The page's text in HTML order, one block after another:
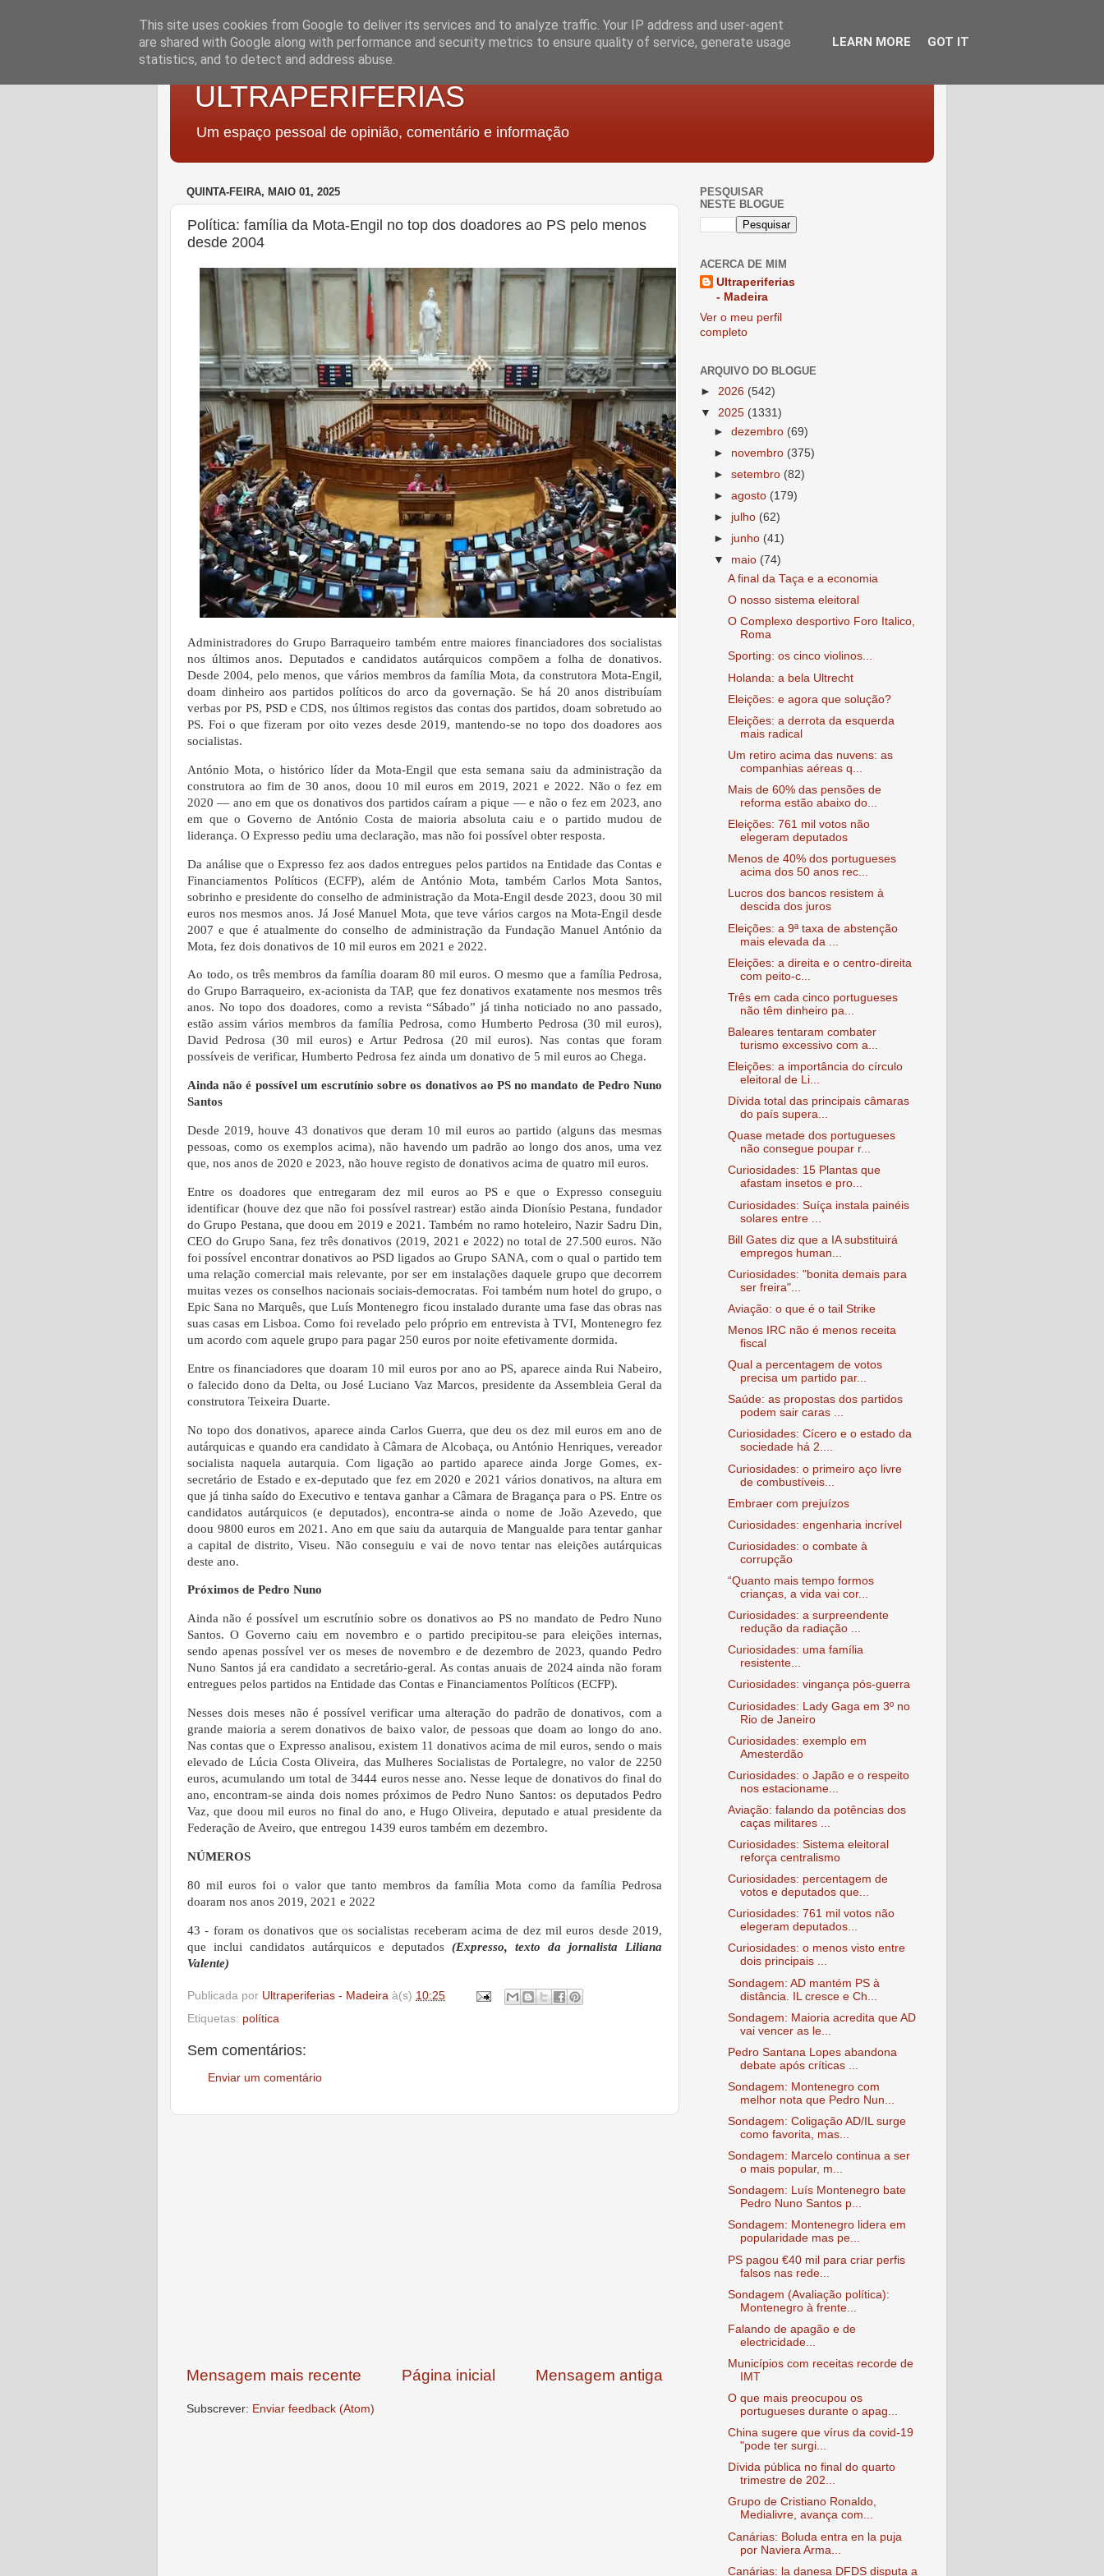
ULTRAPERIFERIAS
Um espaço pessoal de opinião, comentário e informação
QUINTA-FEIRA, MAIO 01, 2025
Política: família da Mota-Engil no top dos doadores ao PS pelo menos
desde 2004
Administradores do Grupo Barraqueiro também entre maiores financiadores dos socialistas
nos últimos anos. Deputados e candidatos autárquicos compõem a folha de donativos.
Desde 2004, pelo menos, que vários membros da família Mota, da construtora Mota-Engil,
doam dinheiro aos partidos políticos do arco da governação. Se há 20 anos distribuíam
verbas por PS, PSD e CDS, nos últimos registos das contas dos partidos, doam sobretudo ao
PS. Foi o que fizeram por oito vezes desde 2019, mantendo-se no topo dos doadores aos
socialistas.
António Mota, o histórico líder da Mota-Engil que esta semana saiu da administração da
construtora ao fim de 30 anos, doou 10 mil euros em 2019, 2021 e 2022. Não o fez em
2020 — ano em que os donativos dos partidos caíram a pique — e não o fez em 2023, ano
em que o Governo de António Costa de maioria absoluta caiu e o partido mudou de
liderança. O Expresso pediu uma declaração, mas não foi possível obter resposta.
Da análise que o Expresso fez aos dados entregues pelos partidos na Entidade das Contas e
Financiamentos Políticos (ECFP), além de António Mota, também Carlos Mota Santos,
sobrinho e presidente do conselho de administração da Mota-Engil desde 2023, doou 30 mil
euros nos mesmos anos. Já José Manuel Mota, que teve vários cargos na Mota-Engil desde
2007 e que é atualmente do conselho de administração da Fundação Manuel António da
Mota, fez dois donativos de 10 mil euros em 2021 e 2022.
Ao todo, os três membros da família doaram 80 mil euros. O mesmo que a família Pedrosa,
do Grupo Barraqueiro, ex-acionista da TAP, que fez donativos exatamente nos mesmos três
anos. No topo dos doadores, como a revista “Sábado” já tinha noticiado no ano passado,
estão assim vários membros da família Pedrosa, como Humberto Pedrosa (30 mil euros),
David Pedrosa (30 mil euros) e Artur Pedrosa (20 mil euros). Nas contas que foram
possíveis de verificar, Humberto Pedrosa fez ainda um donativo de 5 mil euros ao Chega.
Ainda não é possível um escrutínio sobre os donativos ao PS no mandato de Pedro Nuno
Santos
Desde 2019, houve 43 donativos que deram 10 mil euros ao partido (alguns das mesmas
pessoas, como os exemplos acima), não havendo um padrão ao longo dos anos, uma vez
que, nos anos de 2020 e 2023, não houve registo de donativos acima de quatro mil euros.
Entre os doadores que entregaram dez mil euros ao PS e que o Expresso conseguiu
identificar (houve dez que não foi possível rastrear) estão ainda Dionísio Pestana, fundador
do Grupo Pestana, que doou em 2019 e 2021. Também no ramo hoteleiro, Nazir Sadru Din,
CEO do Grupo Sana, fez três donativos (2019, 2021 e 2022) no total de 27.500 euros. Não
foi possível encontrar donativos ao PSD ligados ao Grupo SANA, com o qual o partido tem
uma relação comercial mais relevante, por ser em instalações daquele grupo que decorrem
muitas vezes os conselhos nacionais sociais-democratas. Foi também num hotel do grupo, o
Epic Sana no Marquês, que Luís Montenegro ficou instalado durante uma fase das obras nas
suas casas em Lisboa. Como foi revelado pelo próprio em entrevista à TVI, Montenegro fez
um acordo com aquele grupo para pagar 250 euros por noite efetivamente dormida.
Entre os financiadores que doaram 10 mil euros por ano ao PS, aparece ainda Rui Nabeiro,
o falecido dono da Delta, ou José Luciano Vaz Marcos, presidente da Assembleia Geral da
construtora Teixeira Duarte.
No topo dos donativos, aparece ainda Carlos Guerra, que deu os dez mil euros em ano de
autárquicas e quando era candidato à Câmara de Alcobaça, ou António Henriques, vereador
socialista naquela autarquia. Com ligação ao partido aparece ainda Jorge Gomes, ex-
secretário de Estado e ex-deputado que fez em 2020 e 2021 vários donativos, na altura em
que já tinha saído do Executivo e tentava ganhar a Câmara de Bragança para o PS. Entre os
candidatos autárquicos (e deputados), encontra-se ainda o nome de João Azevedo, que
doou 9800 euros em 2021. Ano em que saiu da autarquia de Mangualde para tentar ganhar
a capital de distrito, Viseu. Não conseguiu e vai de novo tentar nas eleições autárquicas
deste ano.
Próximos de Pedro Nuno
Ainda não é possível um escrutínio sobre os donativos ao PS no mandato de Pedro Nuno
Santos. O Governo caiu em novembro e o partido precipitou-se para eleições internas,
sendo apenas possível ver os meses de novembro e de dezembro de 2023, quando Pedro
Nuno Santos já era candidato a secretário-geral. As contas anuais de 2024 ainda não foram
entregues pelos partidos na Entidade das Contas e Financiamentos Políticos (ECFP).
Nesses dois meses não é possível verificar uma alteração do padrão de donativos, com a
grande maioria a serem donativos de baixo valor, de pessoas que doam ao longo do ano.
Nas contas que o Expresso analisou, existem 11 donativos acima de mil euros, sendo o mais
elevado de Lúcia Costa Oliveira, das Mulheres Socialistas de Portalegre, no valor de 2250
euros, acumulando um total de 3444 euros nesse ano. Nesse leque de donativos do final do
ano, encontram-se ainda dois nomes próximos de Pedro Nuno Santos: os deputados Pedro
Vaz, que doou mil euros no final do ano, e Hugo Oliveira, deputado e atual presidente da
Federação de Aveiro, que entregou 1439 euros também em dezembro.
NÚMEROS
80 mil euros foi o valor que tanto membros da família Mota como da família Pedrosa
doaram nos anos 2019, 2021 e 2022
43 - foram os donativos que os socialistas receberam acima de dez mil euros desde 2019,
que inclui candidatos autárquicos e deputados (Expresso, texto da jornalista Liliana
Valente)
Publicada por Ultraperiferias - Madeira à(s) 10:25
Etiquetas: política
Sem comentários:
Enviar um comentário
Mensagem mais recente Mensagem antiga
Página inicial
Subscrever: Enviar feedback (Atom)
PESQUISAR
NESTE BLOGUE
ACERCA DE MIM
Ultraperiferias
- Madeira
Ver o meu perfil
completo
ARQUIVO DO BLOGUE
► 2026 (542)
▼ 2025 (1331)
►dezembro (69)
► novembro (375)
►setembro (82)
►agosto (179)
► julho (62)
► junho (41)
▼ maio (74)
A final da Taça e a economia
O nosso sistema eleitoral
O Complexo desportivo Foro Italico,
Roma
Sporting: os cinco violinos...
Holanda: a bela Ultrecht
Eleições: e agora que solução?
Eleições: a derrota da esquerda
mais radical
Um retiro acima das nuvens: as
companhias aéreas q...
Mais de 60% das pensões de
reforma estão abaixo do...
Eleições: 761 mil votos não
elegeram deputados
Menos de 40% dos portugueses
acima dos 50 anos rec...
Lucros dos bancos resistem à
descida dos juros
Eleições: a 9ª taxa de abstenção
mais elevada da ...
Eleições: a direita e o centro-direita
com peito-c...
Três em cada cinco portugueses
não têm dinheiro pa...
Baleares tentaram combater
turismo excessivo com a...
Eleições: a importância do círculo
eleitoral de Li...
Dívida total das principais câmaras
do país supera...
Quase metade dos portugueses
não consegue poupar r...
Curiosidades: 15 Plantas que
afastam insetos e pro...
Curiosidades: Suíça instala painéis
solares entre ...
Bill Gates diz que a IA substituirá
empregos human...
Curiosidades: "bonita demais para
ser freira"...
Aviação: o que é o tail Strike
Menos IRC não é menos receita
fiscal
Qual a percentagem de votos
precisa um partido par...
Saúde: as propostas dos partidos
podem sair caras ...
Curiosidades: Cícero e o estado da
sociedade há 2....
Curiosidades: o primeiro aço livre
de combustíveis...
Embraer com prejuízos
Curiosidades: engenharia incrível
Curiosidades: o combate à
corrupção
“Quanto mais tempo formos
crianças, a vida vai cor...
Curiosidades: a surpreendente
redução da radiação ...
Curiosidades: uma família
resistente...
Curiosidades: vingança pós-guerra
Curiosidades: Lady Gaga em 3º no
Rio de Janeiro
Curiosidades: exemplo em
Amesterdão
Curiosidades: o Japão e o respeito
nos estacioname...
Aviação: falando da potências dos
caças militares ...
Curiosidades: Sistema eleitoral
reforça centralismo
Curiosidades: percentagem de
votos e deputados que...
Curiosidades: 761 mil votos não
elegeram deputados...
Curiosidades: o menos visto entre
dois principais ...
Sondagem: AD mantém PS à
distância. IL cresce e Ch...
Sondagem: Maioria acredita que AD
vai vencer as le...
Pedro Santana Lopes abandona
debate após críticas ...
Sondagem: Montenegro com
melhor nota que Pedro Nun...
Sondagem: Coligação AD/IL surge
como favorita, mas...
Sondagem: Marcelo continua a ser
o mais popular, m...
Sondagem: Luís Montenegro bate
Pedro Nuno Santos p...
Sondagem: Montenegro lidera em
popularidade mas pe...
PS pagou €40 mil para criar perfis
falsos nas rede...
Sondagem (Avaliação política):
Montenegro à frente...
Falando de apagão e de
electricidade...
Municípios com receitas recorde de
IMT
O que mais preocupou os
portugueses durante o apag...
China sugere que vírus da covid-19
"pode ter surgi...
Dívida pública no final do quarto
trimestre de 202...
Grupo de Cristiano Ronaldo,
Medialivre, avança com...
Canárias: Boluda entra en la puja
por Naviera Arma...
Canárias: la danesa DFDS disputa a
This site uses cookies from Google to deliver its services and to analyze traffic. Your IP address and user-agent
are shared with Google along with performance and security metrics to ensure quality of service, generate usage
statistics, and to detect and address abuse.
LEARN MORE GOT IT